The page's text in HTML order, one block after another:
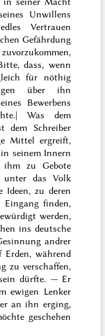
Unwillens
Vertrauen
Gefährdung
dass, wenn
für nöthig
über ihn
Bewerbens
Was dem
dem Schreiber
Mittel ergreift,
seinem Innern
ihm zu Gebote
unter das Volk
Ideen, zu deren
finden,
werden,
ins deutsche
andrer
während
zu verschaffen,
dürfte. — Er
ewigen Lenker
an ihn erging,
geschehen